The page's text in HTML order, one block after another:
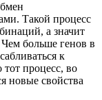
Такой процесс
а значит
больше генов в
к
процесс, во
новые свойства